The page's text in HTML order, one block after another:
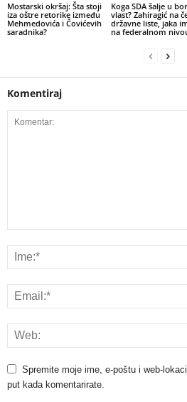
Mostarski okršaj: Šta stoji
iza oštre retorike između
Mehmedovića i Čovićevih
saradnika?
​Koga SDA šalje u
vlast? Zahiragić na
državne liste, jaka
na federalnom
Komentiraj
Spremite moje ime, e-poštu i web-
put kada komentarirate.